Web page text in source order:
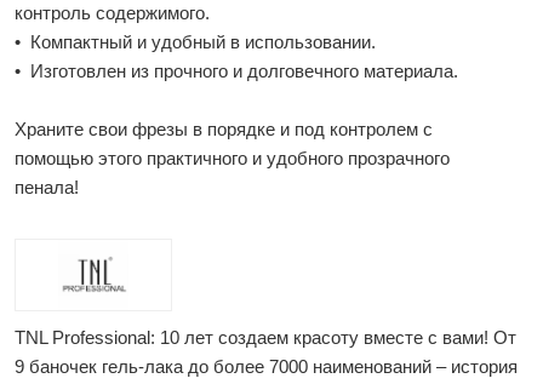
контроль содержимого.
• Компактный и удобный в использовании.
• Изготовлен из прочного и долговечного материала.
Храните свои фрезы в порядке и под контролем с
помощью этого практичного и удобного прозрачного
пенала!
TNL Professional: 10 лет создаем красоту вместе с вами! От
9 баночек гель-лака до более 7000 наименований – история